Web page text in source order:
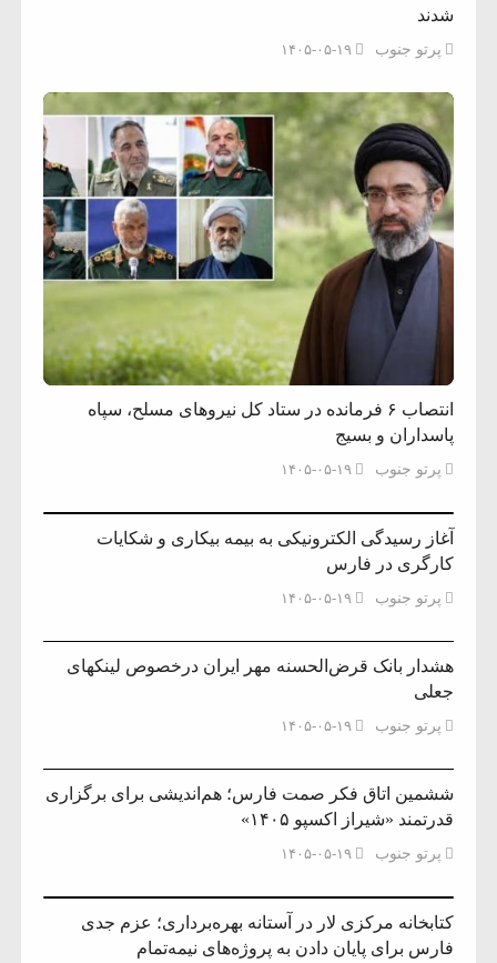
شدند
پرتو جنوب ۱۴۰۵-۰۵-۱۹
انتصاب ۶ فرمانده در ستاد کل نیروهای مسلح، سپاه
پاسداران و بسیج
پرتو جنوب ۱۴۰۵-۰۵-۱۹
آغاز رسیدگی الکترونیکی به بیمه بیکاری و شکایات
کارگری در فارس
پرتو جنوب ۱۴۰۵-۰۵-۱۹
هشدار بانک قرض‌الحسنه مهر ایران درخصوص لینکهای
جعلی
پرتو جنوب ۱۴۰۵-۰۵-۱۹
ششمین اتاق فکر صمت فارس؛ هم‌اندیشی برای برگزاری
قدرتمند «شیراز اکسپو ۱۴۰۵»
پرتو جنوب ۱۴۰۵-۰۵-۱۹
کتابخانه مرکزی لار در آستانه بهره‌برداری؛ عزم جدی
فارس برای پایان دادن به پروژه‌های نیمه‌تمام